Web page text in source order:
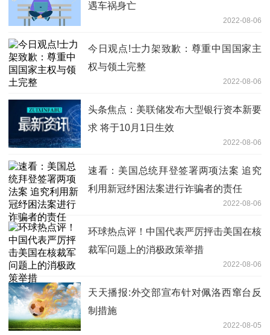
遇车祸身亡
2022-08-06
今日观点!士力架致歉：尊重中国国家主
权与领土完整
2022-08-06
头条焦点：美联储发布大型银行资本新要
求 将于10月1日生效
2022-08-06
速看：美国总统拜登签署两项法案 追究
利用新冠纾困法案进行诈骗者的责任
2022-08-06
环球热点评！中国代表严厉抨击美国在核
裁军问题上的消极政策举措
2022-08-06
天天播报:外交部宣布针对佩洛西窜台反
制措施
2022-08-05